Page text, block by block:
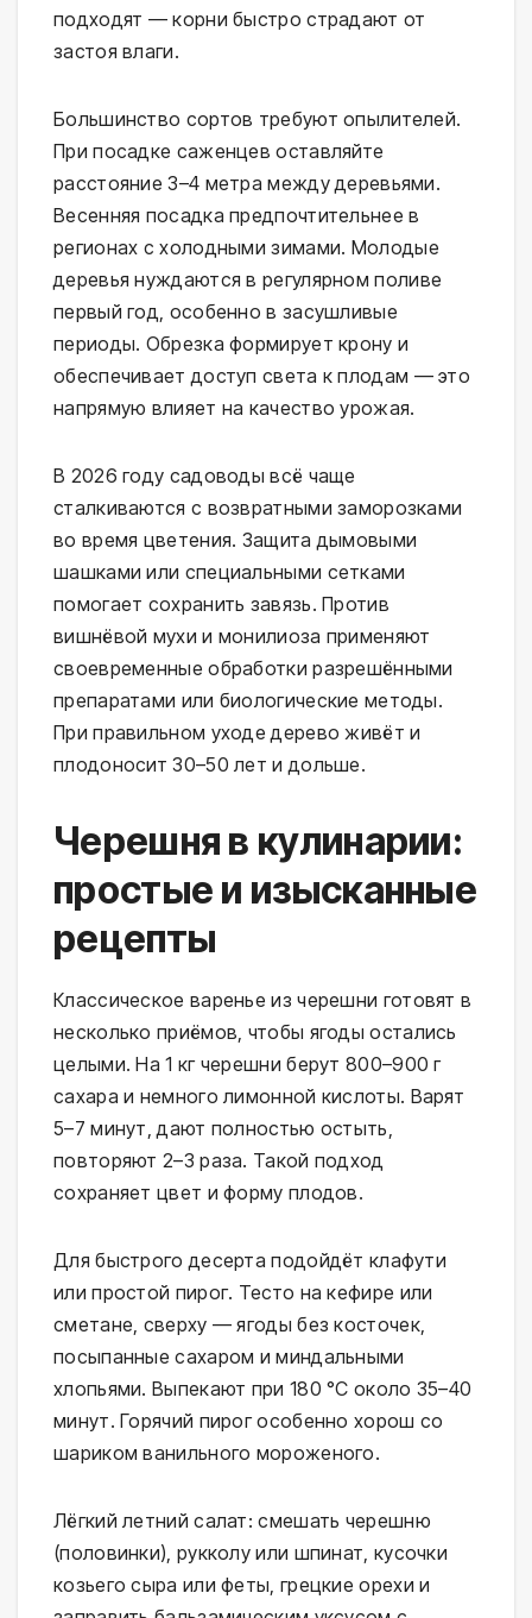
подходят — корни быстро страдают от
застоя влаги.
Большинство сортов требуют опылителей.
При посадке саженцев оставляйте
расстояние 3–4 метра между деревьями.
Весенняя посадка предпочтительнее в
регионах с холодными зимами. Молодые
деревья нуждаются в регулярном поливе
первый год, особенно в засушливые
периоды. Обрезка формирует крону и
обеспечивает доступ света к плодам — это
напрямую влияет на качество урожая.
В 2026 году садоводы всё чаще
сталкиваются с возвратными заморозками
во время цветения. Защита дымовыми
шашками или специальными сетками
помогает сохранить завязь. Против
вишнёвой мухи и монилиоза применяют
своевременные обработки разрешёнными
препаратами или биологические методы.
При правильном уходе дерево живёт и
плодоносит 30–50 лет и дольше.
Черешня в кулинарии:
простые и изысканные
рецепты
Классическое варенье из черешни готовят в
несколько приёмов, чтобы ягоды остались
целыми. На 1 кг черешни берут 800–900 г
сахара и немного лимонной кислоты. Варят
5–7 минут, дают полностью остыть,
повторяют 2–3 раза. Такой подход
сохраняет цвет и форму плодов.
Для быстрого десерта подойдёт клафути
или простой пирог. Тесто на кефире или
сметане, сверху — ягоды без косточек,
посыпанные сахаром и миндальными
хлопьями. Выпекают при 180 °C около 35–40
минут. Горячий пирог особенно хорош со
шариком ванильного мороженого.
Лёгкий летний салат: смешать черешню
(половинки), рукколу или шпинат, кусочки
козьего сыра или феты, грецкие орехи и